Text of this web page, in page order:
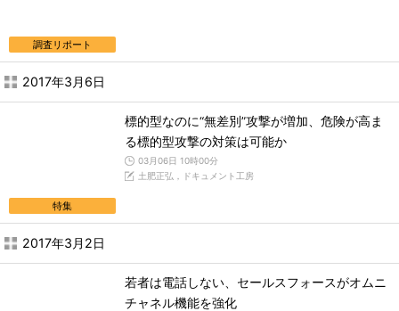
調査リポート
2017年3月6日
特集
標的型なのに“無差別”攻撃が増加、危険が高ま
る標的型攻撃の対策は可能か
03月06日 10時00分
土肥正弘，ドキュメント工房
2017年3月2日
若者は電話しない、セールスフォースがオムニ
チャネル機能を強化